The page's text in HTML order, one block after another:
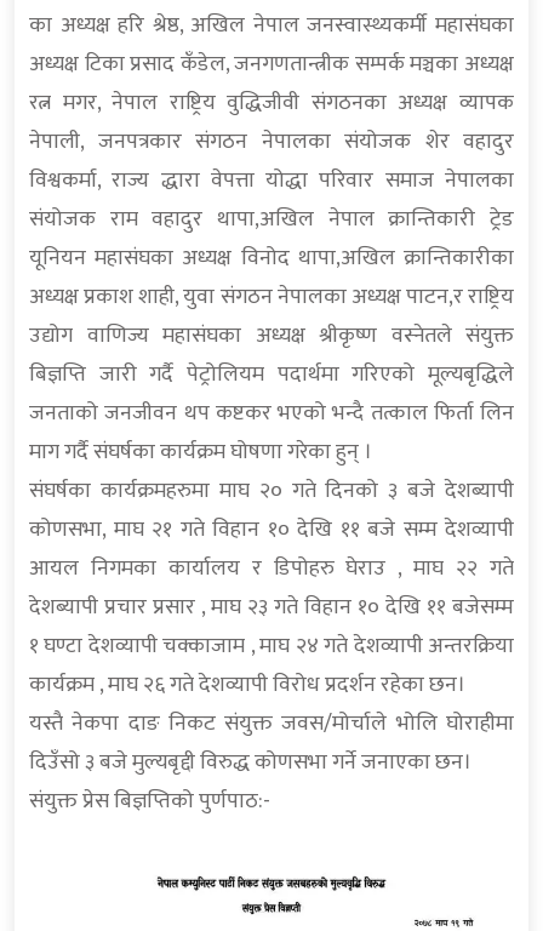
का अध्यक्ष हरि श्रेष्ठ, अखिल नेपाल जनस्वास्थ्यकर्मी महासंघका
अध्यक्ष टिका प्रसाद कँडेल, जनगणतान्त्रीक सम्पर्क मञ्चका अध्यक्ष
रत्न मगर, नेपाल राष्ट्रिय वुद्धिजीवी संगठनका अध्यक्ष व्यापक
नेपाली, जनपत्रकार संगठन नेपालका संयोजक शेर वहादुर
विश्वकर्मा, राज्य द्धारा वेपत्ता योद्धा परिवार समाज नेपालका
संयोजक राम वहादुर थापा,अखिल नेपाल क्रान्तिकारी ट्रेड
यूनियन महासंघका अध्यक्ष विनोद थापा,अखिल क्रान्तिकारीका
अध्यक्ष प्रकाश शाही, युवा संगठन नेपालका अध्यक्ष पाटन,र राष्ट्रिय
उद्योग वाणिज्य महासंघका अध्यक्ष श्रीकृष्ण वस्नेतले संयुक्त
बिज्ञप्ति जारी गर्दै पेट्रोलियम पदार्थमा गरिएको मूल्यबृद्धिले
जनताको जनजीवन थप कष्टकर भएको भन्दै तत्काल फिर्ता लिन
माग गर्दै संघर्षका कार्यक्रम घोषणा गरेका हुन् ।
संघर्षका कार्यक्रमहरुमा माघ २० गते दिनको ३ बजे देशब्यापी
कोणसभा, माघ २१ गते विहान १० देखि ११ बजे सम्म देशव्यापी
आयल निगमका कार्यालय र डिपोहरु घेराउ , माघ २२ गते
देशब्यापी प्रचार प्रसार , माघ २३ गते विहान १० देखि ११ बजेसम्म
१ घण्टा देशव्यापी चक्काजाम , माघ २४ गते देशव्यापी अन्तरक्रिया
कार्यक्रम , माघ २६ गते देशव्यापी विरोध प्रदर्शन रहेका छन।
यस्तै नेकपा दाङ निकट संयुक्त जवस/मोर्चाले भोलि घोराहीमा
दिउँसो ३ बजे मुल्यबृद्दी विरुद्ध कोणसभा गर्ने जनाएका छन।
संयुक्त प्रेस बिज्ञप्तिको पुर्णपाठ:-